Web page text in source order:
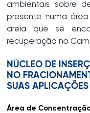
ambientais sobre
presente numa
areia que se
recuperação no
NÚCLEO DE
NO
SUAS APLICAÇÕES
Área de